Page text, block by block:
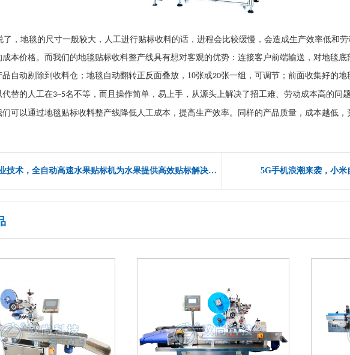
，地毯的尺寸一般较大，人工进行贴标收料的话，进程会比较缓慢，会造成生产效率低和劳
成本价格。而我们的地毯贴标收料整产线具有想对客观的优势：连接客户前端输送，对地毯
自动剔除到收料仓；地毯自动翻转正反面叠放， 10张或20张一组，可调节；前面收集好的
代替的人工在3~5名不等，而且操作简单，易上手，从源头上解决了招工难、劳动成本高的问
可以通过地毯贴标收料整产线降低人工成本，提高生产效率。同样的产品质量，成本越低，
凭借专业技术，全自动高速水果贴标机为水果提供高效贴标解决方案 5G手机浪潮来袭，小米